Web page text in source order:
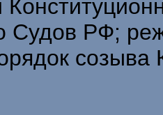
Судов РФ;
созыва